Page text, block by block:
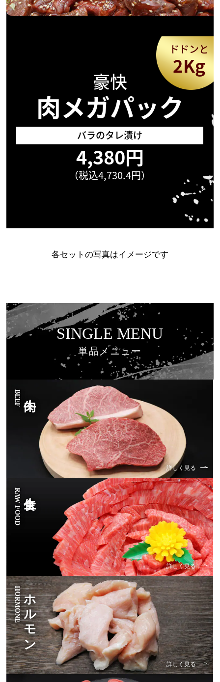
ドドンと
2Kg
豪快
肉メガパック
バラのタレ漬け
4,380円
（税込4,730.4円）
各セットの写真はイメージです
SINGLE MENU
単品メニュー
BEEF
詳しく見る
RAW FOOD
詳しく見る
ホルモン
HORMONE
詳しく見る